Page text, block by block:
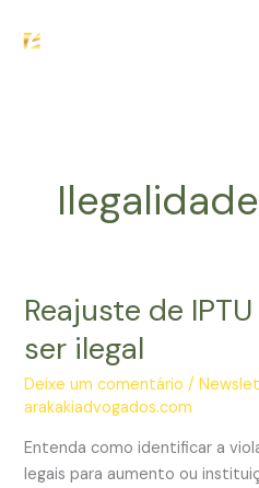
para
Ilegalidade
Reajuste de
ser ilegal
Deixe um comentário /
arakakiadvogados.com
Entenda como identificar a
legais para aumento ou